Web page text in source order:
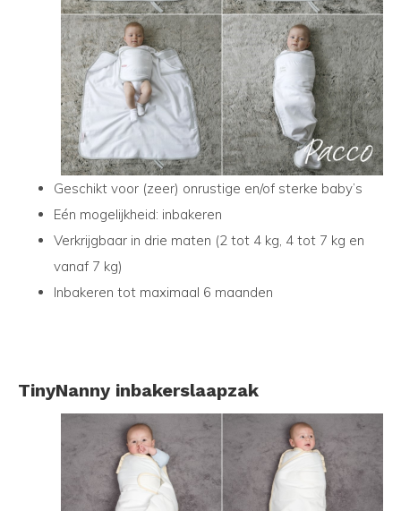
Geschikt voor (zeer) onrustige en/of sterke baby’s
Eén mogelijkheid: inbakeren
Verkrijgbaar in drie maten (2 tot 4 kg, 4 tot 7 kg en
vanaf 7 kg)
Inbakeren tot maximaal 6 maanden
TinyNanny inbakerslaapzak